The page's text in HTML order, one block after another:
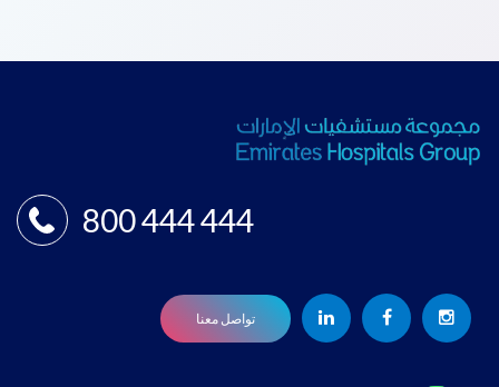
800 444 444
تواصل معنا